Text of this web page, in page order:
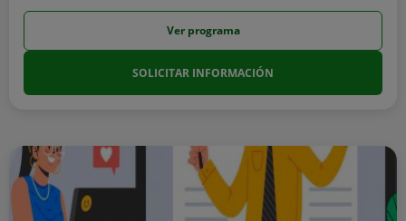
Ver programa
SOLICITAR INFORMACIÓN